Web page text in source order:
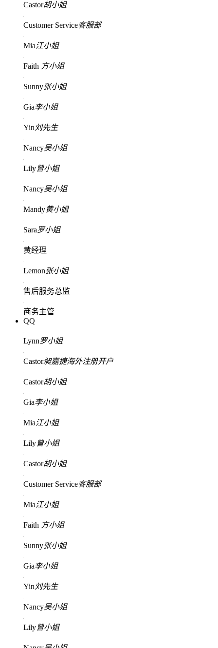
Castor胡小姐
Customer Service客服部
Mia江小姐
Faith 方小姐
Sunny张小姐
Gia李小姐
Yin 刘先生
Nancy吴小姐
Lily曾小姐
Nancy吴小姐
Mandy黄小姐
Sara罗小姐
黄经理
Lemon张小姐
售后服务总监
商务主管
QQ
Lynn罗小姐
Castor昶嘉捷海外注册开户
Castor胡小姐
Gia李小姐
Mia江小姐
Lily曾小姐
Castor胡小姐
Customer Service客服部
Mia江小姐
Faith 方小姐
Sunny张小姐
Gia李小姐
Yin 刘先生
Nancy吴小姐
Lily曾小姐